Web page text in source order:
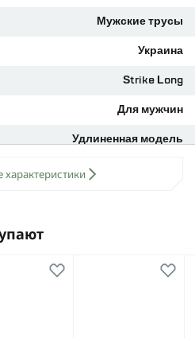
Мужские трусы
Украина
Strike Long
Для мужчин
Удлиненная модель
Белый, серый, черный
характеристики